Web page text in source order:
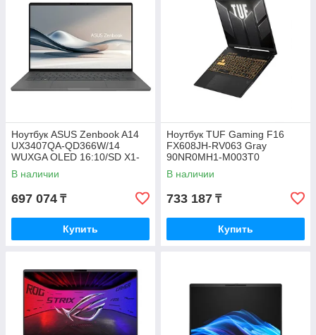
Ноутбук ASUS Zenbook A14
UX3407QA-QD366W/14
WUXGA OLED 16:10/SD X1-
26-100 45T/Adr/W11H/D5
16G/512G PCIe/FHD
В наличии
697 074 ₸
Купить
Ноутбук TUF Gaming F16
FX608JH-RV063 Gray
90NR0MH1-M003T0
В наличии
733 187 ₸
Купить